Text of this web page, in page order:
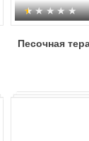
Песочная